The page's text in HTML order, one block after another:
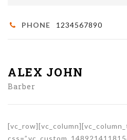
PHONE 1234567890
ALEX JOHN
Barber
[vc_row][vc_column]